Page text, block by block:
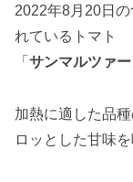
2022年8月20日
れているトマト
「 サンマルツァー
加熱に適した品
ロッとした甘味